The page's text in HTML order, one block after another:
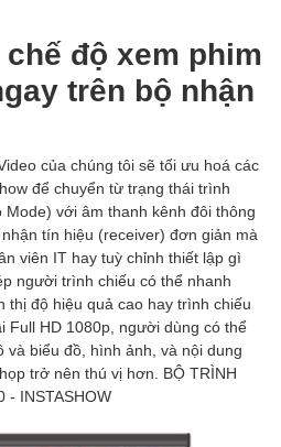
độ xem phim
trên bộ nhận
của chúng tôi sẽ tối ưu hoá các
để chuyển từ trạng thái trình
với âm thanh kênh đôi thông
tín hiệu (receiver) đơn giản mà
viên IT hay tuỳ chỉnh thiết lập gì
người trình chiếu có thể nhanh
thị độ hiệu quả cao hay trình chiếu
Full HD 1080p, người dùng có thể
biểu đồ, hình ảnh, và nội dung
trở nên thú vị hơn. BỘ TRÌNH
- INSTASHOW